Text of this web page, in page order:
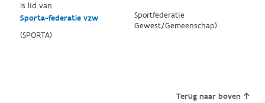
Is lid van
Sporta-federatie vzw
(SPORTA)
Sportfederatie
Gewest/Gemeenschap)
Terug naar boven